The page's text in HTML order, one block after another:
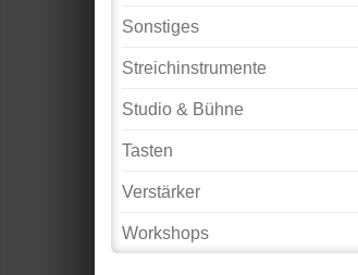
Sonstiges
Streichinstrumente
Studio & Bühne
Tasten
Verstärker
Workshops